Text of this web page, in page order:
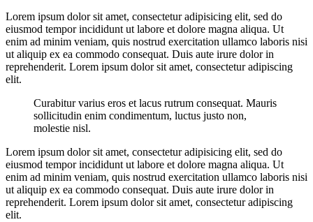
Lorem ipsum dolor sit amet, consectetur adipisicing elit, sed do
eiusmod tempor incididunt ut labore et dolore magna aliqua. Ut
enim ad minim veniam, quis nostrud exercitation ullamco laboris nisi
ut aliquip ex ea commodo consequat. Duis aute irure dolor in
reprehenderit. Lorem ipsum dolor sit amet, consectetur adipiscing
elit.
Curabitur varius eros et lacus rutrum consequat. Mauris
sollicitudin enim condimentum, luctus justo non,
molestie nisl.
Lorem ipsum dolor sit amet, consectetur adipisicing elit, sed do
eiusmod tempor incididunt ut labore et dolore magna aliqua. Ut
enim ad minim veniam, quis nostrud exercitation ullamco laboris nisi
ut aliquip ex ea commodo consequat. Duis aute irure dolor in
reprehenderit. Lorem ipsum dolor sit amet, consectetur adipiscing
elit.